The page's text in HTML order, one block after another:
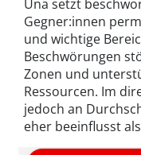
Una setzt
Gegner:innen
und wichtige
Beschwörungen
Zonen und
Ressourcen. Im
jedoch an
eher beeinflusst